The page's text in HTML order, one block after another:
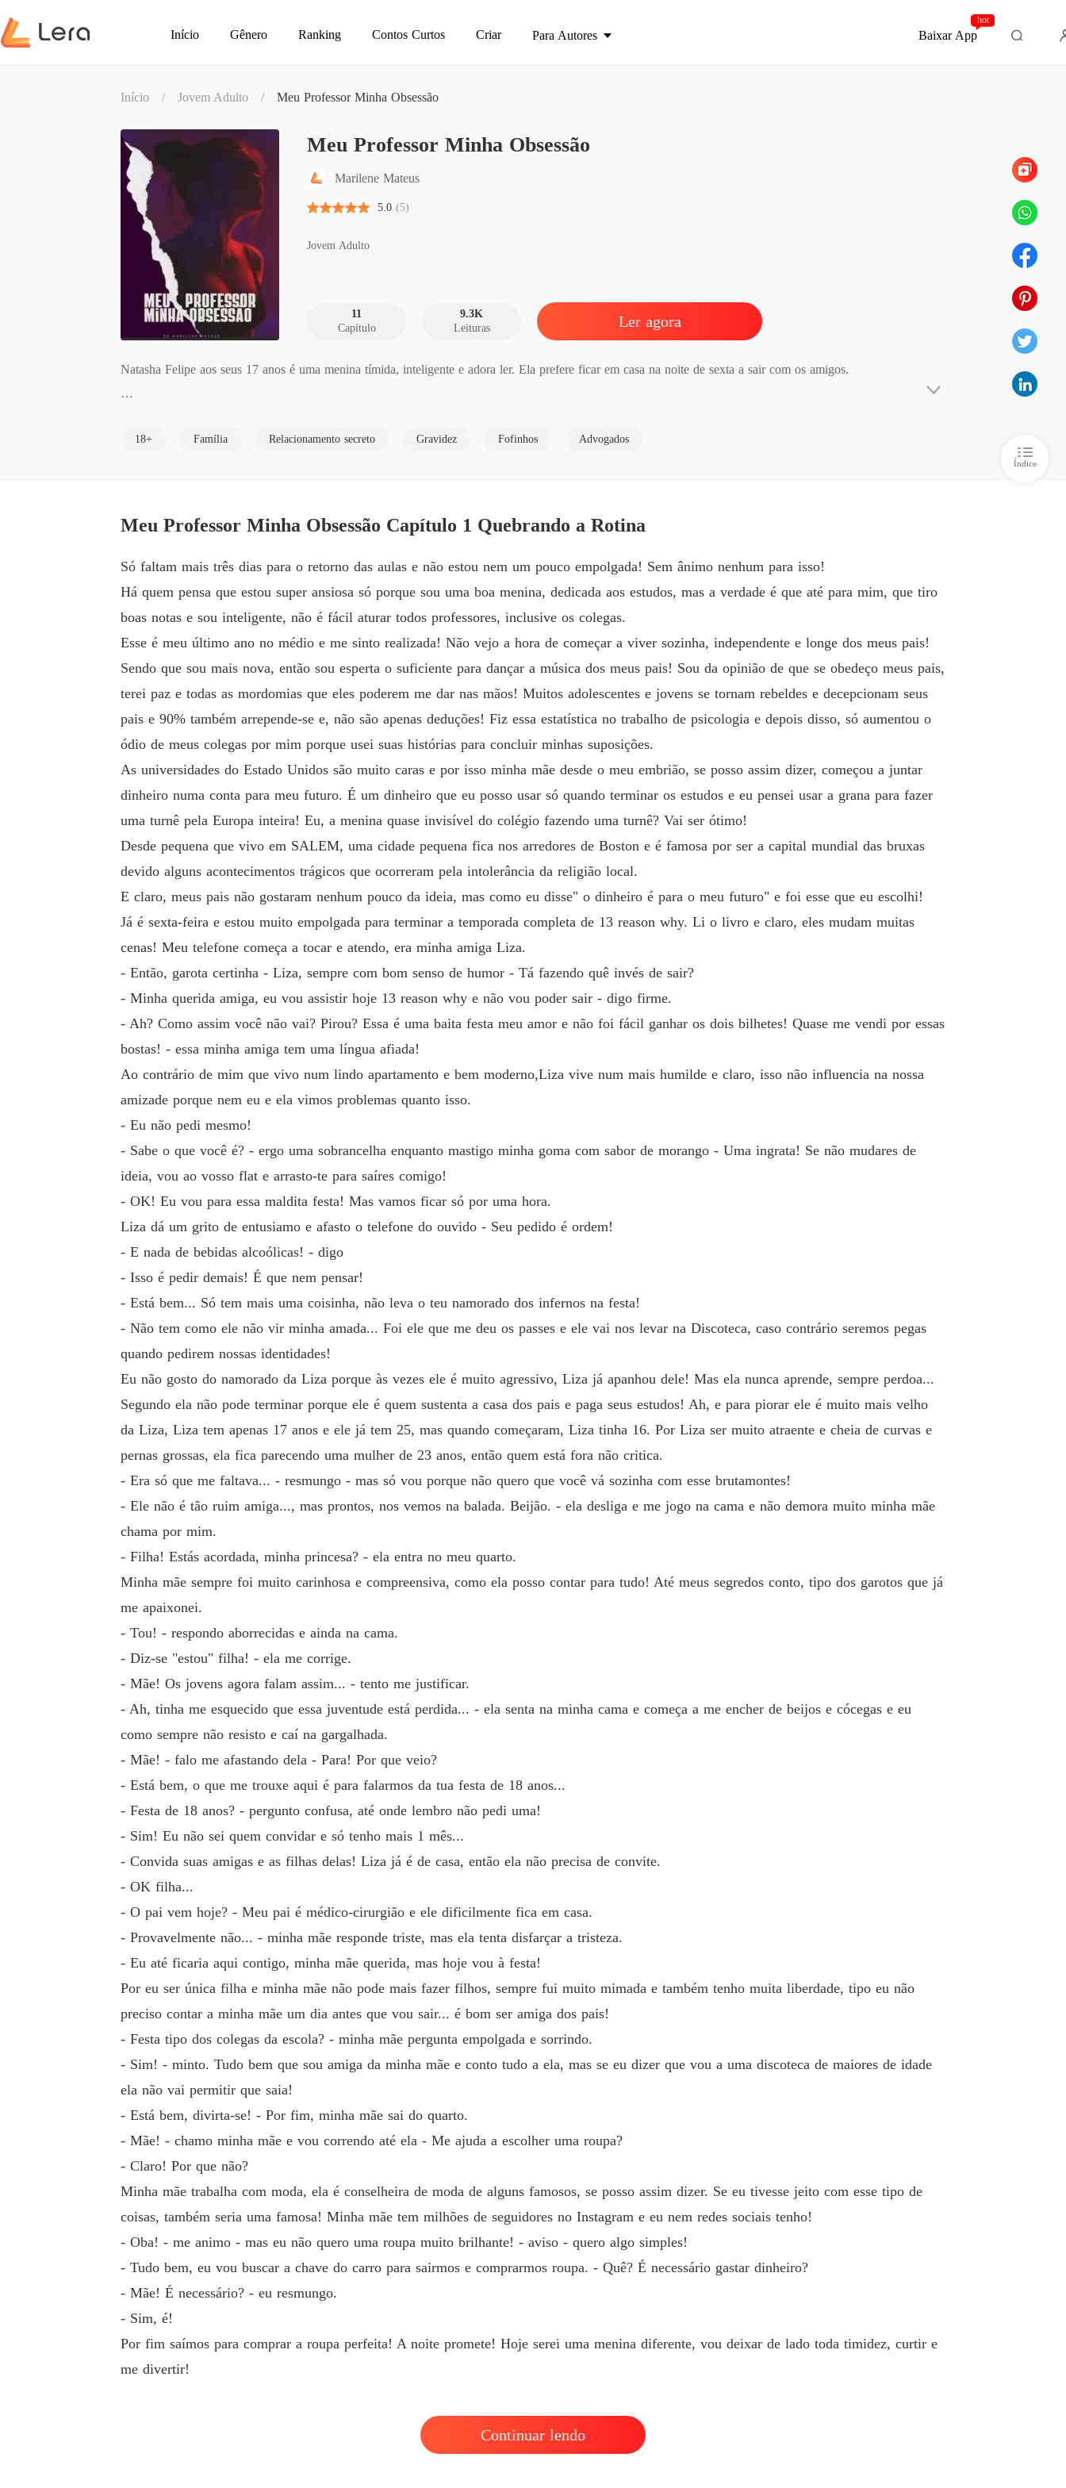
Início Gênero Ranking Contos Curtos Criar Para Autores Baixar App
hot
Início / Jovem Adulto / Meu Professor Minha Obsessão
Meu Professor Minha Obsessão
Marilene Mateus
5.0 (5)
Jovem Adulto
11
Capítulo
9.3K
Leituras
Ler agora
Natasha Felipe aos seus 17 anos é uma menina tímida, inteligente e adora ler. Ela prefere ficar em casa na noite de sexta a sair com os amigos.
seu novo professor de Direito.
18+ Família Relacionamento secreto Gravidez Fofinhos Advogados
Índice
Meu Professor Minha Obsessão Capítulo 1 Quebrando a Rotina
Só faltam mais três dias para o retorno das aulas e não estou nem um pouco empolgada! Sem ânimo nenhum para isso!
Há quem pensa que estou super ansiosa só porque sou uma boa menina, dedicada aos estudos, mas a verdade é que até para mim, que tiro
boas notas e sou inteligente, não é fácil aturar todos professores, inclusive os colegas.
Esse é meu último ano no médio e me sinto realizada! Não vejo a hora de começar a viver sozinha, independente e longe dos meus pais!
Sendo que sou mais nova, então sou esperta o suficiente para dançar a música dos meus pais! Sou da opinião de que se obedeço meus pais,
terei paz e todas as mordomias que eles poderem me dar nas mãos! Muitos adolescentes e jovens se tornam rebeldes e decepcionam seus
pais e 90% também arrepende-se e, não são apenas deduções! Fiz essa estatística no trabalho de psicologia e depois disso, só aumentou o
ódio de meus colegas por mim porque usei suas histórias para concluir minhas suposições.
As universidades do Estado Unidos são muito caras e por isso minha mãe desde o meu embrião, se posso assim dizer, começou a juntar
dinheiro numa conta para meu futuro. É um dinheiro que eu posso usar só quando terminar os estudos e eu pensei usar a grana para fazer
uma turnê pela Europa inteira! Eu, a menina quase invisível do colégio fazendo uma turnê? Vai ser ótimo!
Desde pequena que vivo em SALEM, uma cidade pequena fica nos arredores de Boston e é famosa por ser a capital mundial das bruxas
devido alguns acontecimentos trágicos que ocorreram pela intolerância da religião local.
E claro, meus pais não gostaram nenhum pouco da ideia, mas como eu disse" o dinheiro é para o meu futuro" e foi esse que eu escolhi!
Já é sexta-feira e estou muito empolgada para terminar a temporada completa de 13 reason why. Li o livro e claro, eles mudam muitas
cenas! Meu telefone começa a tocar e atendo, era minha amiga Liza.
- Então, garota certinha - Liza, sempre com bom senso de humor - Tá fazendo quê invés de sair?
- Minha querida amiga, eu vou assistir hoje 13 reason why e não vou poder sair - digo firme.
- Ah? Como assim você não vai? Pirou? Essa é uma baita festa meu amor e não foi fácil ganhar os dois bilhetes! Quase me vendi por essas
bostas! - essa minha amiga tem uma língua afiada!
Ao contrário de mim que vivo num lindo apartamento e bem moderno,Liza vive num mais humilde e claro, isso não influencia na nossa
amizade porque nem eu e ela vimos problemas quanto isso.
- Eu não pedi mesmo!
- Sabe o que você é? - ergo uma sobrancelha enquanto mastigo minha goma com sabor de morango - Uma ingrata! Se não mudares de
ideia, vou ao vosso flat e arrasto-te para saíres comigo!
- OK! Eu vou para essa maldita festa! Mas vamos ficar só por uma hora.
Liza dá um grito de entusiamo e afasto o telefone do ouvido - Seu pedido é ordem!
- E nada de bebidas alcoólicas! - digo
- Isso é pedir demais! É que nem pensar!
- Está bem... Só tem mais uma coisinha, não leva o teu namorado dos infernos na festa!
- Não tem como ele não vir minha amada... Foi ele que me deu os passes e ele vai nos levar na Discoteca, caso contrário seremos pegas
quando pedirem nossas identidades!
Eu não gosto do namorado da Liza porque às vezes ele é muito agressivo, Liza já apanhou dele! Mas ela nunca aprende, sempre perdoa...
Segundo ela não pode terminar porque ele é quem sustenta a casa dos pais e paga seus estudos! Ah, e para piorar ele é muito mais velho
da Liza, Liza tem apenas 17 anos e ele já tem 25, mas quando começaram, Liza tinha 16. Por Liza ser muito atraente e cheia de curvas e
pernas grossas, ela fica parecendo uma mulher de 23 anos, então quem está fora não critica.
- Era só que me faltava... - resmungo - mas só vou porque não quero que você vá sozinha com esse brutamontes!
- Ele não é tão ruim amiga..., mas prontos, nos vemos na balada. Beijão. - ela desliga e me jogo na cama e não demora muito minha mãe
chama por mim.
- Filha! Estás acordada, minha princesa? - ela entra no meu quarto.
Minha mãe sempre foi muito carinhosa e compreensiva, como ela posso contar para tudo! Até meus segredos conto, tipo dos garotos que já
me apaixonei.
- Tou! - respondo aborrecidas e ainda na cama.
- Diz-se "estou" filha! - ela me corrige.
- Mãe! Os jovens agora falam assim... - tento me justificar.
- Ah, tinha me esquecido que essa juventude está perdida... - ela senta na minha cama e começa a me encher de beijos e cócegas e eu
como sempre não resisto e caí na gargalhada.
- Mãe! - falo me afastando dela - Para! Por que veio?
- Está bem, o que me trouxe aqui é para falarmos da tua festa de 18 anos...
- Festa de 18 anos? - pergunto confusa, até onde lembro não pedi uma!
- Sim! Eu não sei quem convidar e só tenho mais 1 mês...
- Convida suas amigas e as filhas delas! Liza já é de casa, então ela não precisa de convite.
- OK filha...
- O pai vem hoje? - Meu pai é médico-cirurgião e ele dificilmente fica em casa.
- Provavelmente não... - minha mãe responde triste, mas ela tenta disfarçar a tristeza.
- Eu até ficaria aqui contigo, minha mãe querida, mas hoje vou à festa!
Por eu ser única filha e minha mãe não pode mais fazer filhos, sempre fui muito mimada e também tenho muita liberdade, tipo eu não
preciso contar a minha mãe um dia antes que vou sair... é bom ser amiga dos pais!
- Festa tipo dos colegas da escola? - minha mãe pergunta empolgada e sorrindo.
- Sim! - minto. Tudo bem que sou amiga da minha mãe e conto tudo a ela, mas se eu dizer que vou a uma discoteca de maiores de idade
ela não vai permitir que saia!
- Está bem, divirta-se! - Por fim, minha mãe sai do quarto.
- Mãe! - chamo minha mãe e vou correndo até ela - Me ajuda a escolher uma roupa?
- Claro! Por que não?
Minha mãe trabalha com moda, ela é conselheira de moda de alguns famosos, se posso assim dizer. Se eu tivesse jeito com esse tipo de
coisas, também seria uma famosa! Minha mãe tem milhões de seguidores no Instagram e eu nem redes sociais tenho!
- Oba! - me animo - mas eu não quero uma roupa muito brilhante! - aviso - quero algo simples!
- Tudo bem, eu vou buscar a chave do carro para sairmos e comprarmos roupa. - Quê? É necessário gastar dinheiro?
- Mãe! É necessário? - eu resmungo.
- Sim, é!
Por fim saímos para comprar a roupa perfeita! A noite promete! Hoje serei uma menina diferente, vou deixar de lado toda timidez, curtir e
me divertir!
Continuar lendo
Meu Professor Minha Obsessão
Meu Professor Minha Obsessão
Meu Professor Minha Obsessão